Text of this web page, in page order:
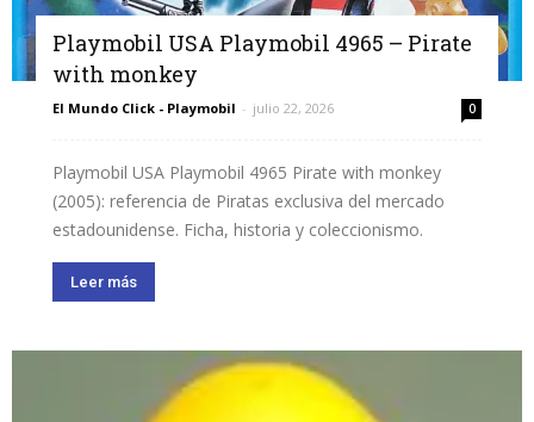
Playmobil USA Playmobil 4965 – Pirate
with monkey
El Mundo Click - Playmobil - julio 22, 2026 0
Playmobil USA Playmobil 4965 Pirate with monkey
(2005): referencia de Piratas exclusiva del mercado
estadounidense. Ficha, historia y coleccionismo.
Leer más